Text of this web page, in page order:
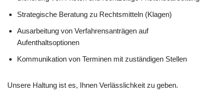
Strategische Beratung zu Rechtsmitteln (Klagen)
Ausarbeitung von Verfahrensanträgen auf
Aufenthaltsoptionen
Kommunikation von Terminen mit zuständigen Stellen
Unsere Haltung ist es, Ihnen Verlässlichkeit zu geben.